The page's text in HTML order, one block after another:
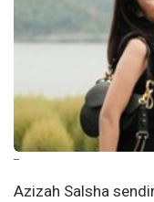
--
Azizah Salsha